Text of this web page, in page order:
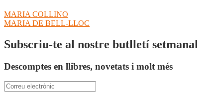
Navegació
d'entrades
Entrada
anterior:
MARIA COLLINO
Pròxima
MARIA DE BELL-LLOC
Subscriu-te al nostre butlletí setmanal
Descomptes en llibres, novetats i molt més